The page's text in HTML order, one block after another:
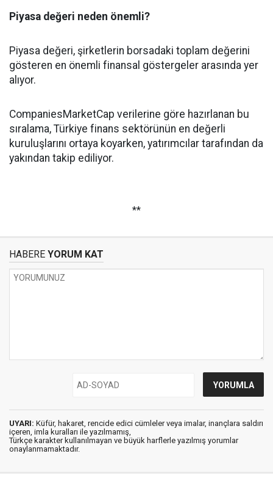
Piyasa değeri neden önemli?
Piyasa değeri, şirketlerin borsadaki toplam değerini
gösteren en önemli finansal göstergeler arasında yer
alıyor.
CompaniesMarketCap verilerine göre hazırlanan bu
sıralama, Türkiye finans sektörünün en değerli
kuruluşlarını ortaya koyarken, yatırımcılar tarafından da
yakından takip ediliyor.
**
HABERE YORUM KAT
UYARI: Küfür, hakaret, rencide edici cümleler veya imalar, inançlara saldırı
içeren, imla kuralları ile yazılmamış,
Türkçe karakter kullanılmayan ve büyük harflerle yazılmış yorumlar
onaylanmamaktadır.